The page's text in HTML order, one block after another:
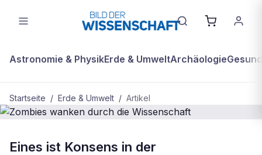
Astronomie & PhysikErde & UmweltArchäologie
Startseite / Erde & Umwelt / Artikel
BDW Plus ERDE & UMWELT
Eines ist Konsens in der